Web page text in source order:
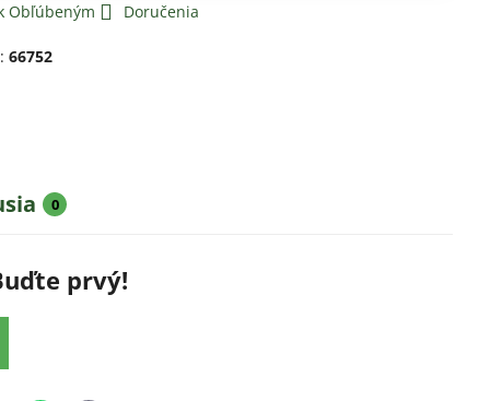
Obľúbeným Doručenia
66752
0
prvý!